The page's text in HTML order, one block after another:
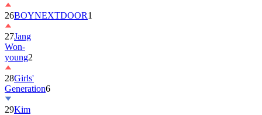
27Jang
Won-
young2
28Girls'
Generation
29Kim
Hye-
yoon1